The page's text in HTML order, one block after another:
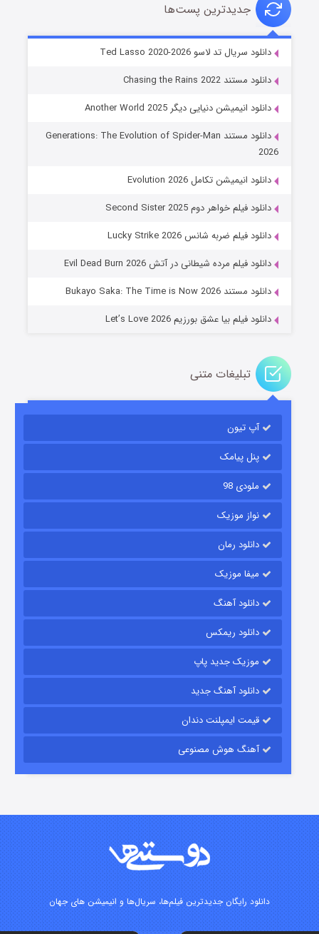
خاندان اژدها فصل ۳
جادوگری در مغولستان
باب اسفنجی فصل ۱۷
قسمت۶ (زیرنویس) منتشر شد
قسمت۱۵ (دوبله) منتشر شد
جدیدترین پست‌ها
دانلود سریال تد لاسو Ted Lasso 2020-2026
دانلود مستند Chasing the Rains 2022
دانلود انیمیشن دنیایی دیگر Another World 2025
دانلود مستند Generations: The Evolution of Spider-Man
2026
دانلود انیمیشن تکامل Evolution 2026
دانلود فیلم خواهر دوم Second Sister 2025
دانلود فیلم ضربه شانس Lucky Strike 2026
دانلود فیلم مرده شیطانی در آتش Evil Dead Burn 2026
دانلود مستند Bukayo Saka: The Time is Now 2026
دانلود فیلم بیا عشق بورزیم Let’s Love 2026
تبلیغات متنی
آپ تیون
پنل پیامک
ملودی 98
نواز موزیک
دانلود رمان
میفا موزیک
دانلود آهنگ
دانلود ریمکس
موزیک جدید پاپ
دانلود آهنگ جدید
قیمت ایمپلنت دندان
آهنگ هوش مصنوعی
دانلود رایگان جدیدترین فیلم‌ها، سریال‌ها و انیمیشن های جهان